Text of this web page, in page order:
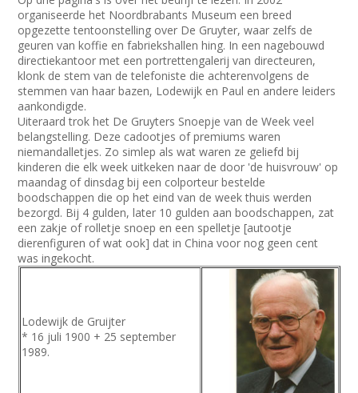
organiseerde het Noordbrabants Museum een breed
opgezette tentoonstelling over De Gruyter, waar zelfs de
geuren van koffie en fabriekshallen hing. In een nagebouwd
directiekantoor met een portrettengalerij van directeuren,
klonk de stem van de telefoniste die achterenvolgens de
stemmen van haar bazen, Lodewijk en Paul en andere leiders
aankondigde.
Uiteraard trok het De Gruyters Snoepje van de Week veel
belangstelling. Deze cadootjes of premiums waren
niemandalletjes. Zo simlep als wat waren ze geliefd bij
kinderen die elk week uitkeken naar de door 'de huisvrouw' op
maandag of dinsdag bij een colporteur bestelde
boodschappen die op het eind van de week thuis werden
bezorgd. Bij 4 gulden, later 10 gulden aan boodschappen, zat
een zakje of rolletje snoep en een spelletje [autootje
dierenfiguren of wat ook] dat in China voor nog geen cent
was ingekocht.
Lodewijk de Gruijter
* 16 juli 1900 + 25 september
1989.